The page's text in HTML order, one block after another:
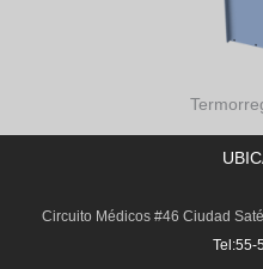
Circuito Médicos #46 Ciudad
Tel:55-